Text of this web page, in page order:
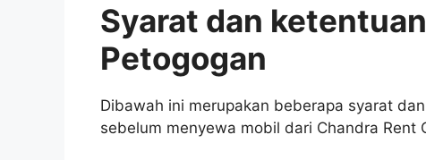
Syarat dan
Petogogan
Dibawah ini merupakan beberapa syarat
sebelum menyewa mobil dari Chandra Rent